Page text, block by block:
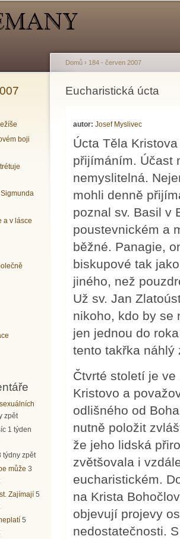
boji
a v lásce
zpět
1 týden
týdny zpět
může 3
Zajímají 5
5
Jste zde
Domů › 184 - červen 2007
Eucharistická úcta
autor:Josef Myslivec
Úcta Těla
přijímáním. Účast
nemyslitelná.
mohli denně
poznal sv. Basil v
poustevnickém a
běžné. Panagie,
biskupové tak
jiného, než
Už sv. Jan
nikoho, kdo by se
jen jednou do
tento takřka náhlý
Čtvrté století je
Kristovo a
odlišného od
nutně položit
že jeho lidská
zvětšovala i
eucharistickém.
na Krista
objevují projevy
nedostatečnosti.